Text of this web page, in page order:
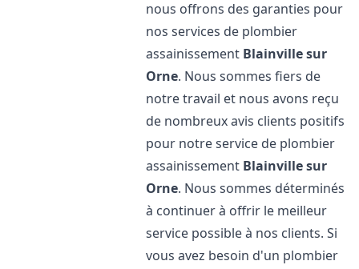
nous offrons des garanties pour
nos services de plombier
assainissement Blainville sur
Orne. Nous sommes fiers de
notre travail et nous avons reçu
de nombreux avis clients positifs
pour notre service de plombier
assainissement Blainville sur
Orne. Nous sommes déterminés
à continuer à offrir le meilleur
service possible à nos clients. Si
vous avez besoin d'un plombier